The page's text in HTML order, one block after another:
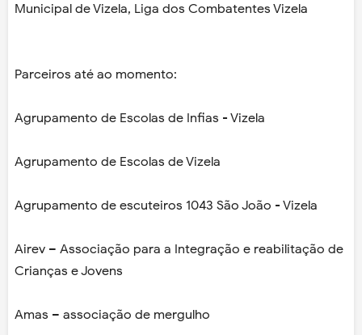
Municipal de Vizela, Liga dos Combatentes Vizela
Parceiros até ao momento:
Agrupamento de Escolas de Infias - Vizela
Agrupamento de Escolas de Vizela
Agrupamento de escuteiros 1043 São João - Vizela
Airev – Associação para a Integração e reabilitação de
Crianças e Jovens
Amas – associação de mergulho